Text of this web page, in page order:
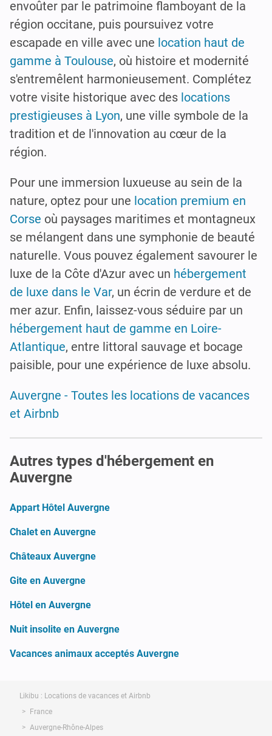
envoûter par le patrimoine flamboyant de la
région occitane, puis poursuivez votre
escapade en ville avec une location haut de
gamme à Toulouse, où histoire et modernité
s'entremêlent harmonieusement. Complétez
votre visite historique avec des locations
prestigieuses à Lyon, une ville symbole de la
tradition et de l'innovation au cœur de la
région.
Pour une immersion luxueuse au sein de la
nature, optez pour une location premium en
Corse où paysages maritimes et montagneux
se mélangent dans une symphonie de beauté
naturelle. Vous pouvez également savourer le
luxe de la Côte d'Azur avec un hébergement
de luxe dans le Var, un écrin de verdure et de
mer azur. Enfin, laissez-vous séduire par un
hébergement haut de gamme en Loire-
Atlantique, entre littoral sauvage et bocage
paisible, pour une expérience de luxe absolu.
Auvergne - Toutes les locations de vacances
et Airbnb
Autres types d'hébergement en
Auvergne
Appart Hôtel Auvergne
Chalet en Auvergne
Châteaux Auvergne
Gite en Auvergne
Hôtel en Auvergne
Nuit insolite en Auvergne
Vacances animaux acceptés Auvergne
Likibu : Locations de vacances et Airbnb
France
Auvergne-Rhône-Alpes